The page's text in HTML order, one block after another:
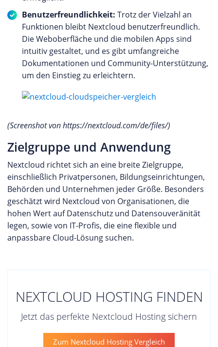
Benutzerfreundlichkeit: Trotz der Vielzahl an
Funktionen bleibt Nextcloud benutzerfreundlich.
Die Weboberfläche und die mobilen Apps sind
intuitiv gestaltet, und es gibt umfangreiche
Dokumentationen und Community-Unterstützung,
um den Einstieg zu erleichtern.
(Screenshot von https://nextcloud.com/de/files/)
Zielgruppe und Anwendung
Nextcloud richtet sich an eine breite Zielgruppe,
einschließlich Privatpersonen, Bildungseinrichtungen,
Behörden und Unternehmen jeder Größe. Besonders
geschätzt wird Nextcloud von Organisationen, die
hohen Wert auf Datenschutz und Datensouveränität
legen, sowie von IT-Profis, die eine flexible und
anpassbare Cloud-Lösung suchen.
NEXTCLOUD HOSTING FINDEN
Jetzt das perfekte Nextcloud Hosting sichern
Zum Nextcloud Hosting Vergleich